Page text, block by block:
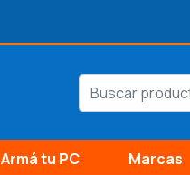
Armá tu PC Marcas